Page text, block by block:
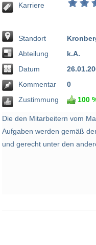
Karriere
Standort
Abteilung
Datum
Kommentar
Zustimmung
k.A.
0
100
Die den Mitarbeitern vom
Aufgaben werden gemäß
und gerecht unter den